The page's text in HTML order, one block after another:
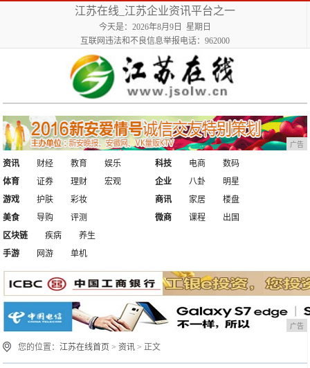
江苏在线_江苏企业资讯平台之一
今天是：2026年8月9日 星期日
互联网违法和不良信息举报电话：962000
广告
资讯 财经 教育
娱乐
体育
证券 理财 宏观
科技 电商
数码
企业
八卦
明星
游戏
护肤
彩妆
美食
导购 评测
商讯 家居
楼盘
微商
课程
出国
区块链
疾病
养生
手游
网游 单机
广告
您的位置：江苏在线首页 >资讯 > 正文